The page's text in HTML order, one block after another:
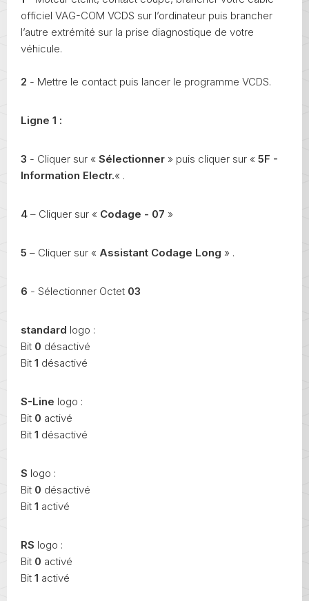
officiel VAG-COM VCDS sur l’ordinateur puis brancher
l’autre extrémité sur la prise diagnostique de votre
véhicule.
2 - Mettre le contact puis lancer le programme VCDS.
Ligne 1 :
3 - Cliquer sur « Sélectionner » puis cliquer sur « 5F -
Information Electr.« .
4 – Cliquer sur « Codage - 07 »
5 – Cliquer sur « Assistant Codage Long » .
6 - Sélectionner Octet 03
standard logo :
Bit 0 désactivé
Bit 1 désactivé
S-Line logo :
Bit 0 activé
Bit 1 désactivé
S logo :
Bit 0 désactivé
Bit 1 activé
RS logo :
Bit 0 activé
Bit 1 activé